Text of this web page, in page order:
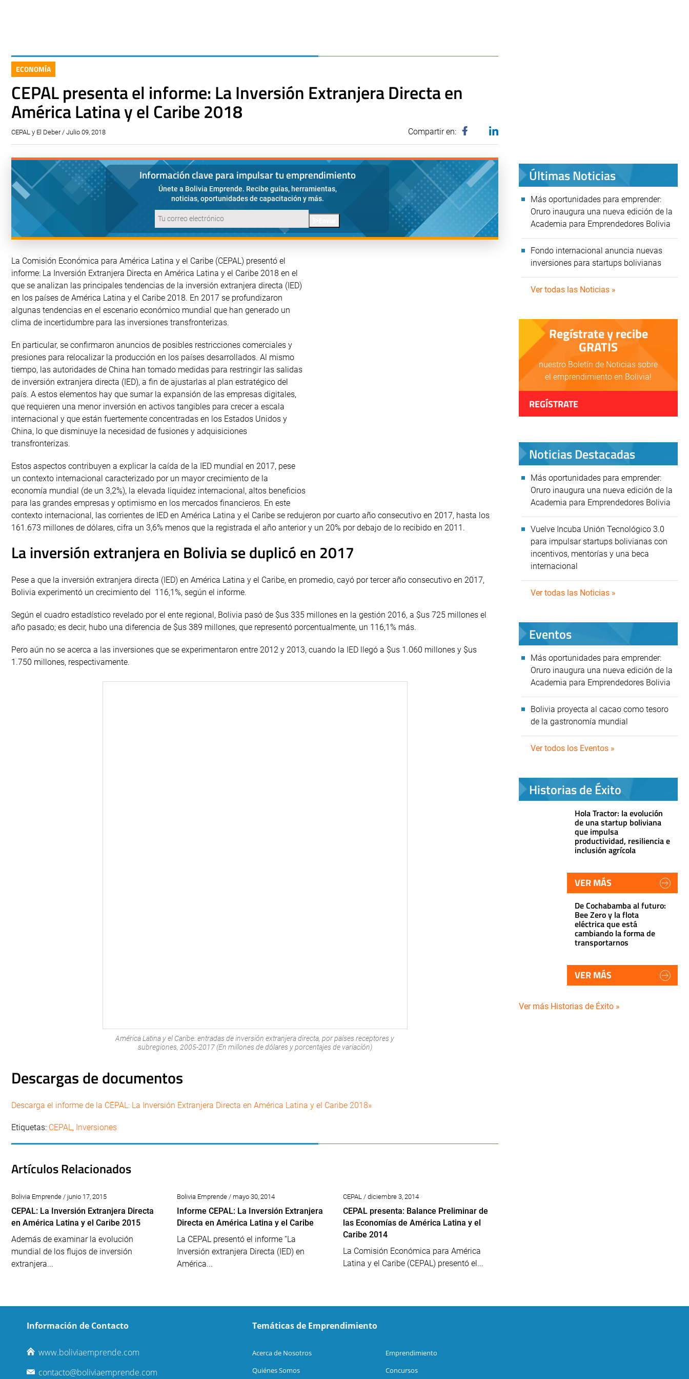
ECONOMÍA
CEPAL presenta el informe: La Inversión Extranjera Directa en
América Latina y el Caribe 2018
CEPAL y El Deber / Julio 09, 2018 Compartir en:
Información clave para impulsar tu emprendimiento
Únete a Bolivia Emprende. Recibe guías, herramientas,
noticias, oportunidades de capacitación y más.
La Comisión Económica para América Latina y el Caribe (CEPAL) presentó el
informe: La Inversión Extranjera Directa en América Latina y el Caribe 2018 en el
que se analizan las principales tendencias de la inversión extranjera directa (IED)
en los países de América Latina y el Caribe 2018. En 2017 se profundizaron
algunas tendencias en el escenario económico mundial que han generado un
clima de incertidumbre para las inversiones transfronterizas.
En particular, se confirmaron anuncios de posibles restricciones comerciales y
presiones para relocalizar la producción en los países desarrollados. Al mismo
tiempo, las autoridades de China han tomado medidas para restringir las salidas
de inversión extranjera directa (IED), a fin de ajustarlas al plan estratégico del
país. A estos elementos hay que sumar la expansión de las empresas digitales,
que requieren una menor inversión en activos tangibles para crecer a escala
internacional y que están fuertemente concentradas en los Estados Unidos y
China, lo que disminuye la necesidad de fusiones y adquisiciones
transfronterizas.
Estos aspectos contribuyen a explicar la caída de la IED mundial en 2017, pese
un contexto internacional caracterizado por un mayor crecimiento de la
economía mundial (de un 3,2%), la elevada liquidez internacional, altos beneficios
para las grandes empresas y optimismo en los mercados financieros. En este
contexto internacional, las corrientes de IED en América Latina y el Caribe se redujeron por cuarto año consecutivo en 2017, hasta los
161.673 millones de dólares, cifra un 3,6% menos que la registrada el año anterior y un 20% por debajo de lo recibido en 2011.
La inversión extranjera en Bolivia se duplicó en 2017
Pese a que la inversión extranjera directa (IED) en América Latina y el Caribe, en promedio, cayó por tercer año consecutivo en 2017,
Bolivia experimentó un crecimiento del 116,1%, según el informe.
Según el cuadro estadístico revelado por el ente regional, Bolivia pasó de $us 335 millones en la gestión 2016, a $us 725 millones el
año pasado; es decir, hubo una diferencia de $us 389 millones, que representó porcentualmente, un 116,1% más.
Pero aún no se acerca a las inversiones que se experimentaron entre 2012 y 2013, cuando la IED llegó a $us 1.060 millones y $us
1.750 millones, respectivamente.
América Latina y el Caribe: entradas de inversión extranjera directa, por países receptores y
subregiones, 2005-2017 (En millones de dólares y porcentajes de variación)
Descargas de documentos
Descarga el informe de la CEPAL: La Inversión Extranjera Directa en América Latina y el Caribe 2018»
Etiquetas: CEPAL, Inversiones
Artículos Relacionados
Bolivia Emprende / junio 17, 2015
CEPAL: La Inversión Extranjera Directa
en América Latina y el Caribe 2015
Además de examinar la evolución
mundial de los flujos de inversión
extranjera...
Bolivia Emprende / mayo 30, 2014
Informe CEPAL: La Inversión Extranjera
Directa en América Latina y el Caribe
La CEPAL presentó el informe “La
Inversión extranjera Directa (IED) en
América...
CEPAL / diciembre 3, 2014
CEPAL presenta: Balance Preliminar de
las Economías de América Latina y el
Caribe 2014
La Comisión Económica para América
Latina y el Caribe (CEPAL) presentó el...
Últimas Noticias
Más oportunidades para emprender:
Oruro inaugura una nueva edición de la
Academia para Emprendedores Bolivia
Fondo internacional anuncia nuevas
inversiones para startups bolivianas
Ver todas las Noticias »
Regístrate y recibe
GRATIS
nuestro Boletín de Noticias sobre
el emprendimiento en Bolivia!
REGÍSTRATE
Noticias Destacadas
Más oportunidades para emprender:
Oruro inaugura una nueva edición de la
Academia para Emprendedores Bolivia
Vuelve Incuba Unión Tecnológico 3.0
para impulsar startups bolivianas con
incentivos, mentorías y una beca
internacional
Ver todas las Noticias »
Eventos
Más oportunidades para emprender:
Oruro inaugura una nueva edición de la
Academia para Emprendedores Bolivia
Bolivia proyecta al cacao como tesoro
de la gastronomía mundial
Ver todos los Eventos »
Historias de Éxito
Hola Tractor: la evolución
de una startup boliviana
que impulsa
productividad, resiliencia e
inclusión agrícola
VER MÁS
De Cochabamba al futuro:
Bee Zero y la flota
eléctrica que está
cambiando la forma de
transportarnos
VER MÁS
Ver más Historias de Éxito »
Información de Contacto
www.boliviaemprende.com
contacto@boliviaemprende.com
Temáticas de Emprendimiento
Acerca de Nosotros
Quiénes Somos
Emprendimiento
Concursos